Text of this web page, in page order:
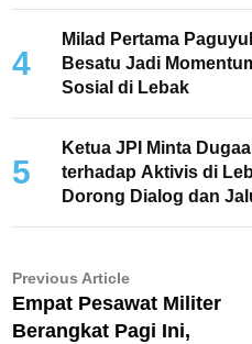
4
Milad Pertama
Besatu Jadi
Sosial di Lebak
5
Ketua JPI Minta
terhadap Aktivis di
Dorong Dialog dan
Navigasi
pos
Previous ArticlePrevious
article:
Empat Pesawat Militer
Berangkat Pagi Ini,